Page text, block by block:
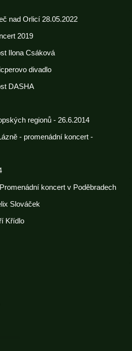
nad Orlicí 28.05.2022
2019
Ilona Csáková
divadlo
DASHA
regionů - 26.6.2014
- promenádní koncert -
koncert v Poděbradech
Slováček
Křídlo